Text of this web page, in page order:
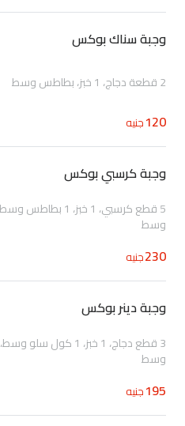
وجبة سناك بوكس
2 قطعة دجاج، 1 خبز، بطاطس وسط
120جنيه
وجبة كرسبي بوكس
وسط
230جنيه
وجبة دينر بوكس
وسط
195جنيه